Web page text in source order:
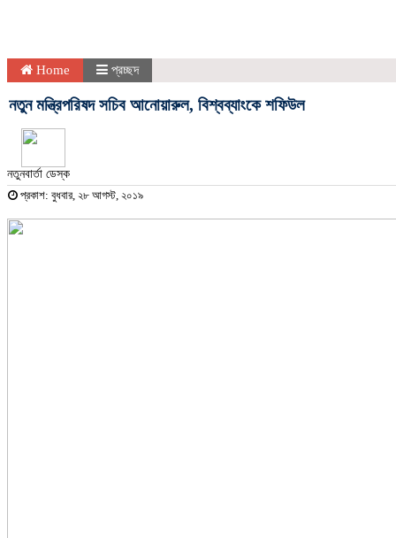
Home প্রচ্ছদ
নতুন মন্ত্রিপরিষদ সচিব আনোয়ারুল, বিশ্বব্যাংকে শফিউল
নতুনবার্তা ডেস্ক
প্রকাশ: বুধবার, ২৮ আগস্ট, ২০১৯